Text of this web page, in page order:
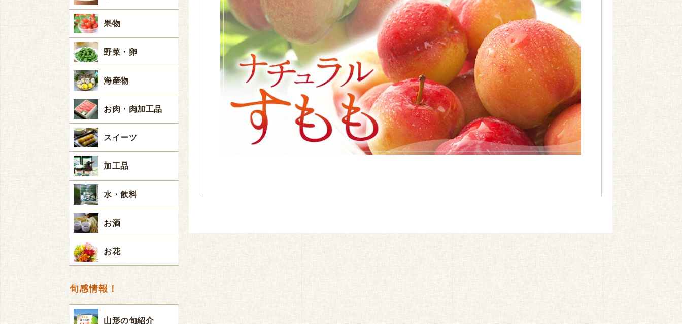
果物
野菜・卵
海産物
お肉・肉加工品
スイーツ
加工品
水・飲料
お酒
お花
旬感情報！
山形の旬紹介